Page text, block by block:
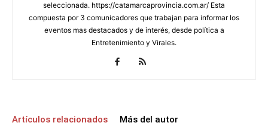
seleccionada. https://catamarcaprovincia.com.ar/ Esta
compuesta por 3 comunicadores que trabajan para informar los
eventos mas destacados y de interés, desde política a
Entretenimiento y Virales.
Artículos relacionados Más del autor